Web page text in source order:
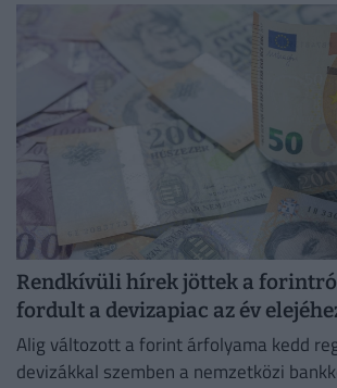
Rendkívüli hírek jöttek a
fordult a devizapiac az év
Alig változott a forint árfolyama kedd
devizákkal szemben a nemzetközi